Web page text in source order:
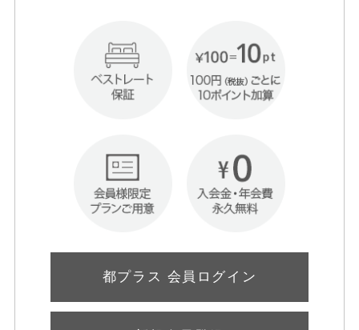
都プラス 会員ログイン